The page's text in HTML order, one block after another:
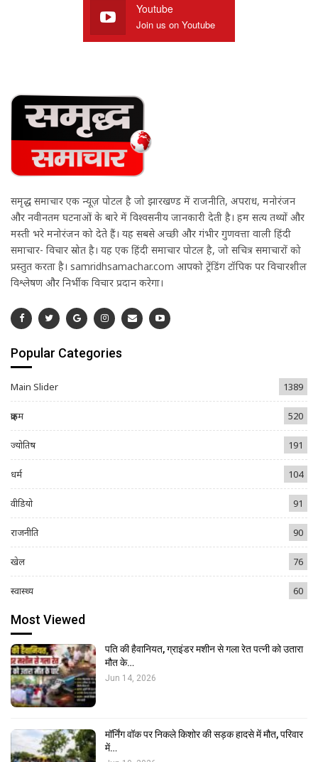
Youtube
Join us on Youtube
समृद्ध समाचार एक न्यूज़ पोर्टल है जो झारखण्ड में राजनीति, अपराध, मनोरंजन
और नवीनतम घटनाओं के बारे में विश्वसनीय जानकारी देती है। हम सत्य तथ्यों और
मस्ती भरे मनोरंजन को देते हैं। यह सबसे अच्छी और गंभीर गुणवत्ता वाली हिंदी
समाचार- विचार स्रोत है। यह एक हिंदी समाचार पोर्टल है, जो सचित्र समाचारों को
प्रस्तुत करता है। samridhsamachar.com आपको ट्रेंडिंग टॉपिक पर विचारशील
विश्लेषण और निर्भीक विचार प्रदान करेगा।
Popular Categories
Main Slider 1389
क्राइम 520
ज्योतिष 191
धर्म 104
वीडियो 91
राजनीति 90
खेल 76
स्वास्थ्य 60
Most Viewed
पति की हैवानियत, ग्राइंडर मशीन से गला रेत पत्नी को उतारा
मौत के…
Jun 14, 2026
मॉर्निंग वॉक पर निकले किशोर की सड़क हादसे में मौत, परिवार
में…